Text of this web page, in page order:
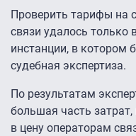
Проверить тарифы на
связи удалось только
инстанции, в котором
судебная экспертиза.
По результатам
большая часть
в цену операторам